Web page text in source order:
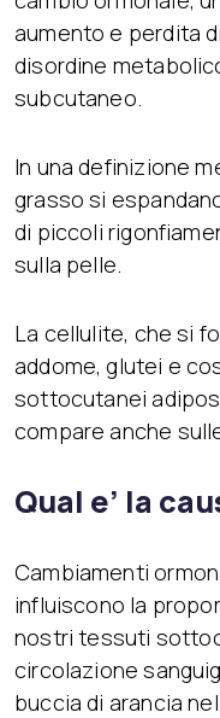
aumento e perdita
disordine
subcutaneo.
In una definizione
grasso si
di piccoli
sulla pelle.
La cellulite, che si
addome, glutei e
sottocutanei
compare anche
Qual e’ la
Cambiamenti
influiscono la
nostri tessuti
circolazione
buccia di arancia